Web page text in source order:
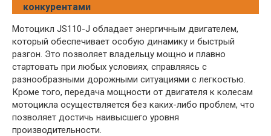
конкурентами
Мотоцикл JS110-J обладает энергичным двигателем,
который обеспечивает особую динамику и быстрый
разгон. Это позволяет владельцу мощно и плавно
стартовать при любых условиях, справляясь с
разнообразными дорожными ситуациями с легкостью.
Кроме того, передача мощности от двигателя к колесам
мотоцикла осуществляется без каких-либо проблем, что
позволяет достичь наивысшего уровня
производительности.